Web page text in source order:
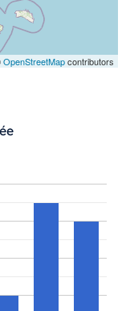
OpenStreetMapcontributors
inscrit à Biolit ?